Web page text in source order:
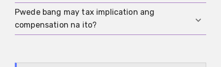
proseso ang consent, identity checks at record-
keeping.
Posible sa ilang kaso, pero ang mas mataas na
halaga ay madalas may kasamang pressure,
Pwede bang may tax implication ang
compensation na ito?
bayad at sa kabuuang tax situation mo. Ang